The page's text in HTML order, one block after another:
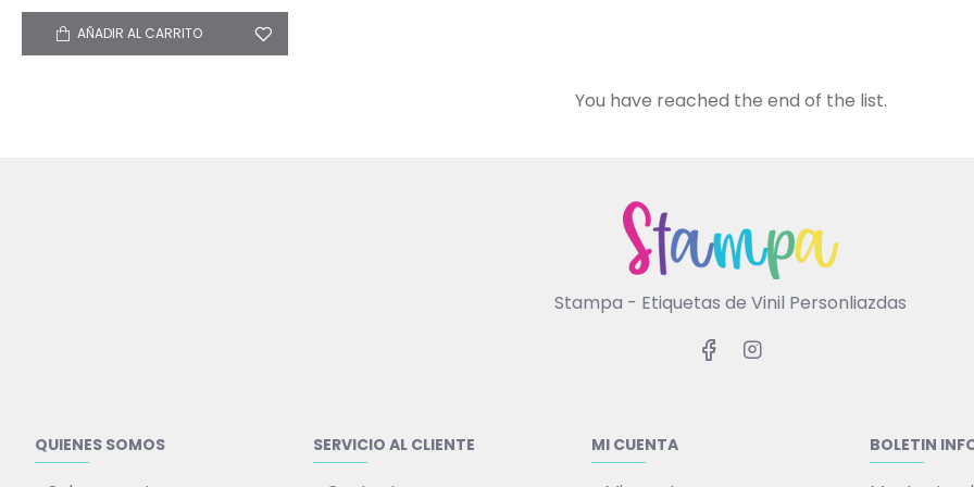
AÑADIR AL CARRITO
You have reached the end of the list.
Stampa - Etiquetas de Vinil Personliazdas
QUIENES SOMOS SERVICIO AL CLIENTE MI CUENTA BOLETIN